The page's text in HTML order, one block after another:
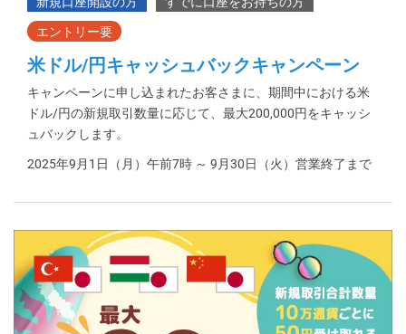
米ドル/円キャッシュバックキャンペーン
キャンペーンに申し込まれたお客さまに、期間中における米
ドル/円の新規取引数量に応じて、最大200,000円をキャッシ
ュバックします。
2025年9月1日（月）午前7時 ～ 9月30日（火）営業終了まで